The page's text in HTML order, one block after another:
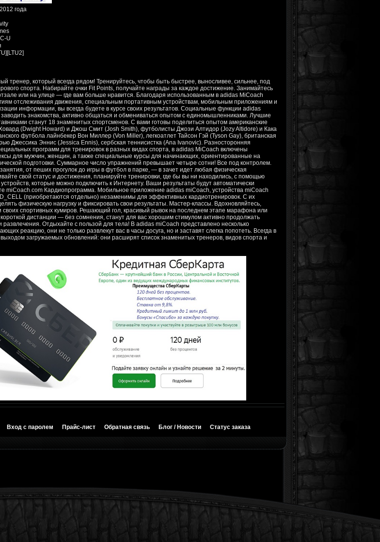
года
U
тренер, который всегда рядом! Тренируйтесь, чтобы быть быстрее, выносливее, сильнее, под
спорта. Набирайте очки Fit Points, получайте награды за каждое достижение. Занимайтесь
или на улице — где вам больше нравится. Благодаря использованным в adidas MiCoach
отслеживания движения, специальным портативным устройствам, мобильным приложениям и
информации, вы всегда будете в курсе своих результатов. Социальные функции adidas
знакомства, активно общаться и обмениваться опытом с единомышленниками. Лучшие
станут 18 знаменитых спортсменов. С вами готовы поделиться опытом американские
(Dwight Howard) и Джош Смит (Josh Smith), футболисты Джози Алтидор (Jozy Altidore) и Кака
футбола лайнбекер Вон Миллер (Von Miller), легкоатлет Тайсон Гэй (Tyson Gay), британская
Джессика Эннис (Jessica Ennis), сербская теннисистка (Ana Ivanovic). Разносторонняя
программ для тренировок в разных видах спорта, в adidas MiCoach включены
для мужчин, женщин, а также специальные курсы для начинающих, ориентированные на
подготовки. Суммарное число упражнений превышает четыре сотни! Все под контролем.
от пеших прогулок до игры в футбол в парке, — в зачет идет любая физическая
свой статус и достижения, планируйте тренировки, где бы вы ни находились, с помощью
которые можно подключить к Интернету. Ваши результаты будут автоматически
miCoach.com Кардиопрограмма. Мобильное приложение adidas miCoach, устройства miCoach
(приобретаются отдельно) незаменимы для эффективных кардиотренировок. С их
физическую нагрузку и фиксировать свои результаты. Мастер-классы. Вдохновляйтесь,
спортивных кумиров. Решающий гол, красивый рывок на последнем этапе марафона или
дистанции — без сомнения, станут для вас хорошим стимулом активно продолжать
Отдыхайте с пользой для тела! В adidas miCoach представлено несколько
реакцию, они не только развлекут вас в часы досуга, но и заставят слегка попотеть. Всегда в
загружаемых обновлений: они расширят список знаменитых тренеров, видов спорта и
Вход с паролем Прайс-лист Обратная связь Блог / Новости Статус заказа